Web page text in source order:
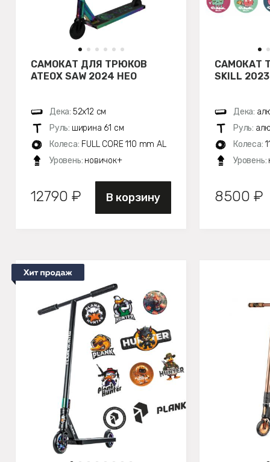
САМОКАТ ДЛЯ ТРЮКОВ
ATEOX SAW 2024 НЕО
Дека: 52х12 см
Руль: ширина 61 см
Колеса: FULL CORE 110 mm AL
Уровень: новичок+
12790 ₽ В корзину
САМОКАТ
SKILL
Дека:
Руль:
Колеса:
Уровень:
8500 ₽